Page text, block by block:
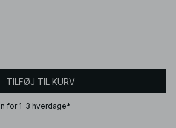
TILFØJ TIL KURV
for 1-3 hverdage*